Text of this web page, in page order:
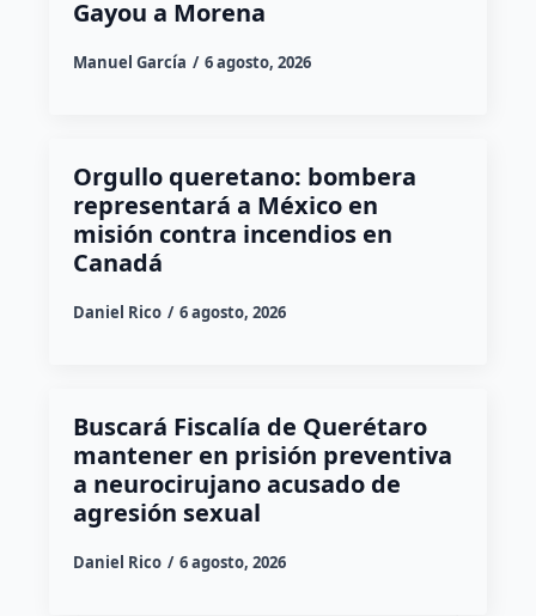
Gayou a Morena
Manuel García 6 agosto, 2026
Orgullo queretano: bombera
representará a México en
misión contra incendios en
Canadá
Daniel Rico 6 agosto, 2026
Buscará Fiscalía de Querétaro
mantener en prisión preventiva
a neurocirujano acusado de
agresión sexual
Daniel Rico 6 agosto, 2026